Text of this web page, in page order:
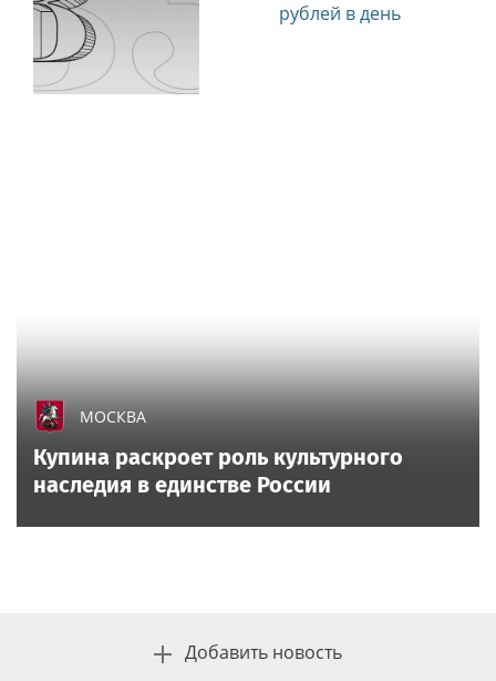
рублей в день
МОСКВА
Купина раскроет роль культурного
наследия в единстве России
Добавить новость